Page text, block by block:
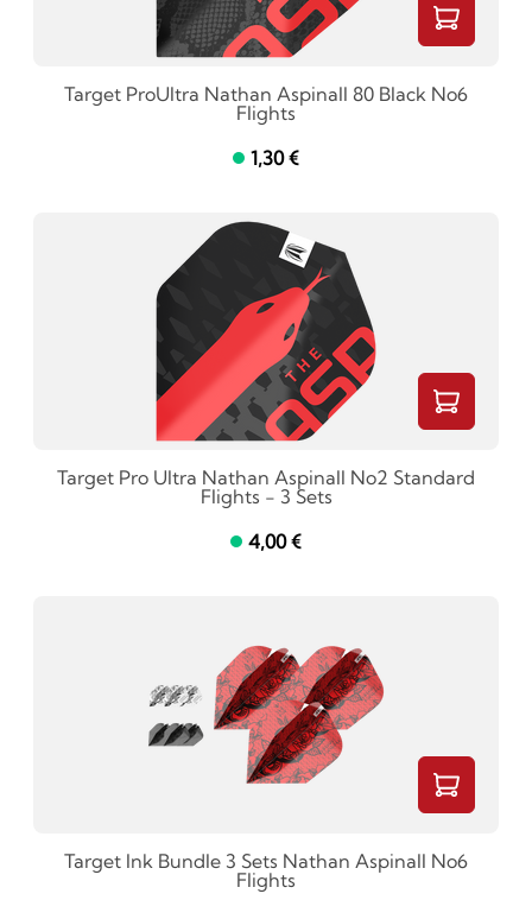
Target ProUltra Nathan Aspinall 80 Black No6
Flights
1,30 €
Target Pro Ultra Nathan Aspinall No2 Standard
Flights - 3 Sets
4,00 €
Target Ink Bundle 3 Sets Nathan Aspinall No6
Flights